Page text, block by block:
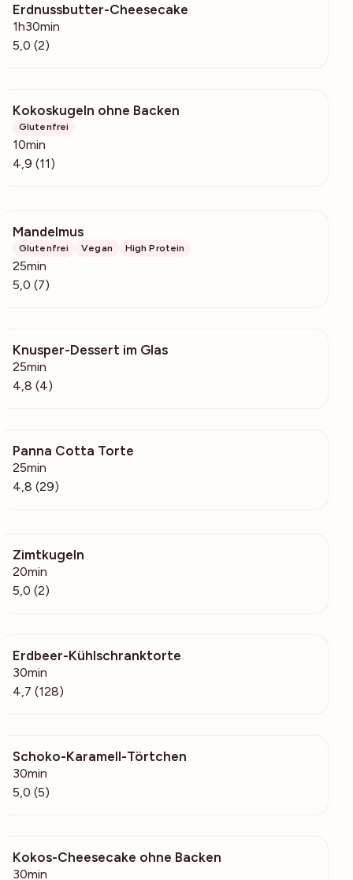
Erdnussbutter-Cheesecake
1h30min
5,0 (2)
Kokoskugeln ohne Backen
Glutenfrei
10min
4,9 (11)
Mandelmus
Glutenfrei Vegan High Protein
25min
5,0 (7)
Knusper-Dessert im Glas
25min
4,8 (4)
Panna Cotta Torte
25min
4,8 (29)
Zimtkugeln
20min
5,0 (2)
Erdbeer-Kühlschranktorte
30min
4,7 (128)
Schoko-Karamell-Törtchen
30min
5,0 (5)
Kokos-Cheesecake ohne Backen
30min